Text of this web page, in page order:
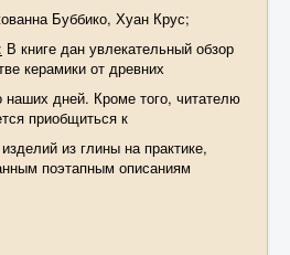
Буббико, Хуан Крус;
В книге дан увлекательный обзор
керамики от древних
наших дней. Кроме того, читателю
приобщиться к
из глины на практике,
поэтапным описаниям